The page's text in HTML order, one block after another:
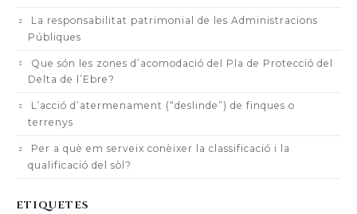
La responsabilitat patrimonial de les Administracions
Públiques
Que són les zones d’acomodació del Pla de Protecció del
Delta de l’Ebre?
L’acció d’atermenament (“deslinde”) de finques o
terrenys
Per a què em serveix conèixer la classificació i la
qualificació del sòl?
ETIQUETES